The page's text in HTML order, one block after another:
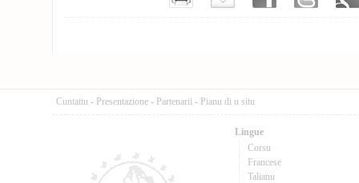
Cuntattu - Presentazione - Partenarii - Pianu di u situ
Lingue
Corsu
Francese
Talianu